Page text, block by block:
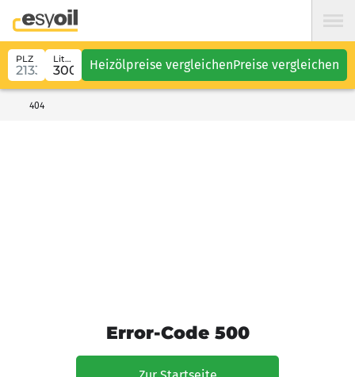
PLZ Liter Heizölpreise vergleichenPreise vergleichen
404
Error-Code 500